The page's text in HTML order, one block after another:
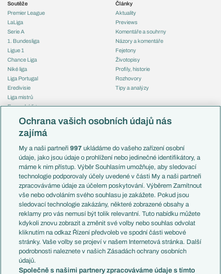
Soutěže
Premier League
LaLiga
Serie A
1. Bundesliga
Ligue 1
Chance Liga
Niké liga
Liga Portugal
Eredivisie
Liga mistrů
Evropská liga
Mistrovství světa
Liga národů
Témata
Představení týmů MS
EuroSkauting
PL v kostce
Evropské koeficienty
Přestupy
Přestupové spekulace
Zranění
Kluby
Arsenal FC
Chelsea FC
Manchester United
Články
Aktuality
Previews
Komentáře a souhrny
Názory a komentáře
Fejetony
Životopisy
Profily, historie
Rozhovory
Tipy a analýzy
Česko
Francie
Itálie
Německo
Španělsko
Argentina
Brazílie
Přestupy
Zápasy
Livescore
Tipovací soutěž
Ochrana vašich osobních údajů nás
zajímá
My a naši partneři997 ukládáme do vašeho zařízení osobní
údaje, jako jsou údaje o prohlížení nebo jedinečné identifikátory, a
máme k nim přístup. Výběr Souhlasím umožňuje, aby sledovací
technologie podporovaly účely uvedené v části My a naši partneři
zpracováváme údaje za účelem poskytování. Výběrem Zamítnout
vše nebo odvoláním svého souhlasu je zakážete. Pokud jsou
sledovací technologie zakázány, některé zobrazené obsahy a
reklamy pro vás nemusí být tolik relevantní. Tuto nabídku můžete
kdykoli znovu zobrazit a změnit své volby nebo souhlas odvolat
kliknutím na odkaz Řízení předvoleb ve spodní části webové
stránky. Vaše volby se projeví v našem Internetová stránka. Další
podrobnosti naleznete v našich Zásadách ochrany osobních
údajů.
Společně s našimi partnery zpracováváme údaje s tímto